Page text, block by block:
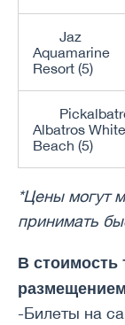
Jaz
Aquamarine
Resort (5)
Albatros White
Beach (5)
*Цены могут
принимать
В стоимость
-Билеты на